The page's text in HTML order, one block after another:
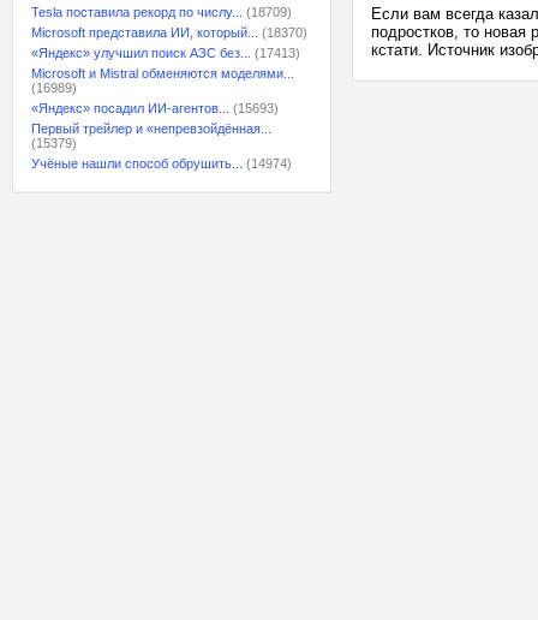
Tesla поставила рекорд по числу...
(18709)
Microsoft представила ИИ, который...
(18370)
«Яндекс» улучшил поиск АЗС без...
(17413)
Microsoft и Mistral обменяются моделями...
(16989)
«Яндекс» посадил ИИ-агентов...
(15693)
Первый трейлер и «непревзойдённая...
(15379)
Учёные нашли способ обрушить...
(14974)
Если вам всегда
подростков, то новая
кстати. Источник